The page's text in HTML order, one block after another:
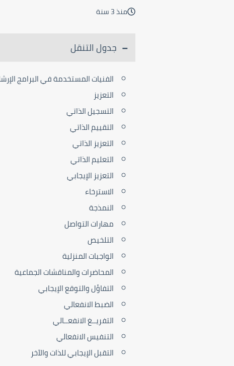
منذ 3 سنة
جدول التنقل
الفنيات المستخدمة في البرامج
التعزيز
التسجيل الذاتي
التقييم الذاتي
التعزيز الذاتي
التعليم الذاتي
التعزيز الإيجابي
الاسترخاء
النمذجة
مهارات التواصل
التلخيص
الواجبات المنزلية
المحاضرات والمناقشات الجماعية
التفاؤل والتوقع الإيجابي
الضبط الانفعالي
التفريــغ الانفعــالي
التنفيس الانفعالي
التقبل الإيجابي للذات والآخر